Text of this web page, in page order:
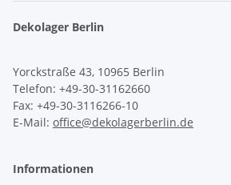
Dekolager Berlin
Yorckstraße 43, 10965 Berlin
Telefon: +49-30-31162660
Fax: +49-30-3116266-10
E-Mail: office@dekolagerberlin.de
Informationen